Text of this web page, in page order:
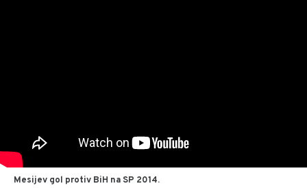
Mesijev gol protiv BiH na SP 2014.